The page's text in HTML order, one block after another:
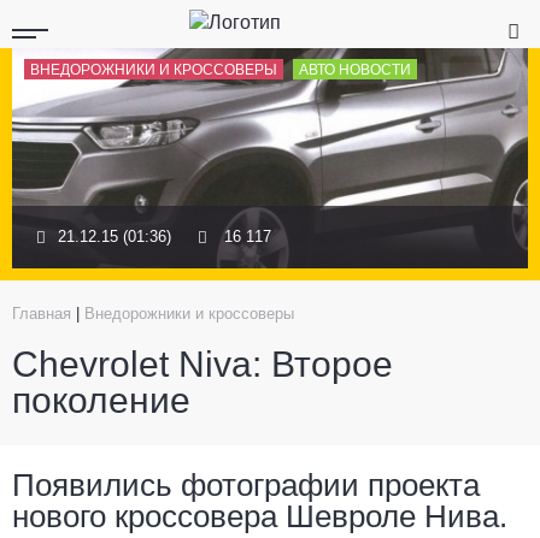
ВНЕДОРОЖНИКИ И КРОССОВЕРЫ АВТО НОВОСТИ
21.12.15 (01:36) 16 117
Главная Внедорожники и кроссоверы
Chevrolet Niva: Второе
поколение
Появились фотографии проекта
нового кроссовера Шевроле Нива.